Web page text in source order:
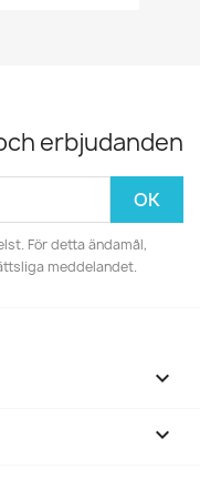
erbjudanden
För detta ändamål,
meddelandet.

